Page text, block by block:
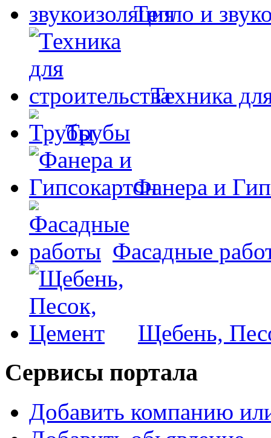
Тепло и
Техника
Трубы
Фанера и
Фасадные
Щебень,
Сервисы портала
Добавить компанию